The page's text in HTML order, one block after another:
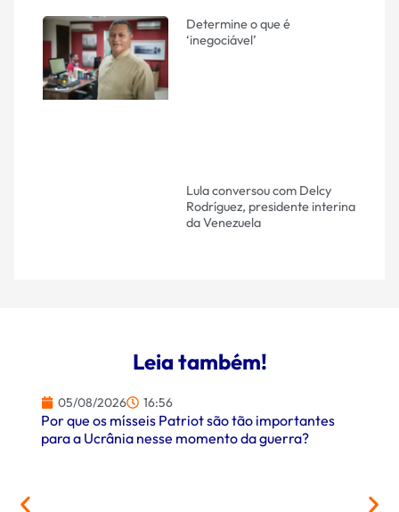
Determine o que é
‘inegociável’
Lula conversou com Delcy
Rodríguez, presidente interina
da Venezuela
Leia também!
05/08/2026 16:56
Por que os mísseis Patriot são tão importantes
para a Ucrânia nesse momento da guerra?